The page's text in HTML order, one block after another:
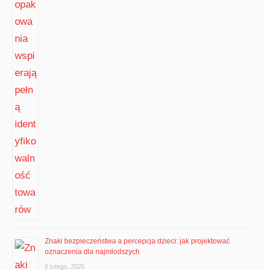
Znaki bezpieczeństwa a percepcja dzieci: jak projektować
oznaczenia dla najmłodszych
6 lutego, 2025